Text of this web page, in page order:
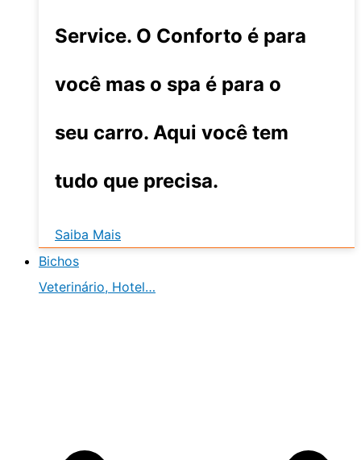
Service. O Conforto é para
você mas o spa é para o
seu carro. Aqui você tem
tudo que precisa.
Saiba Mais
Bichos
Veterinário, Hotel…